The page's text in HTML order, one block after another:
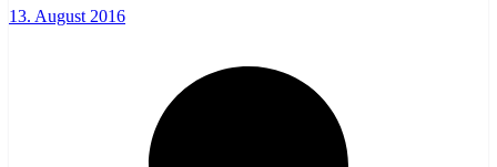
13. August 2016